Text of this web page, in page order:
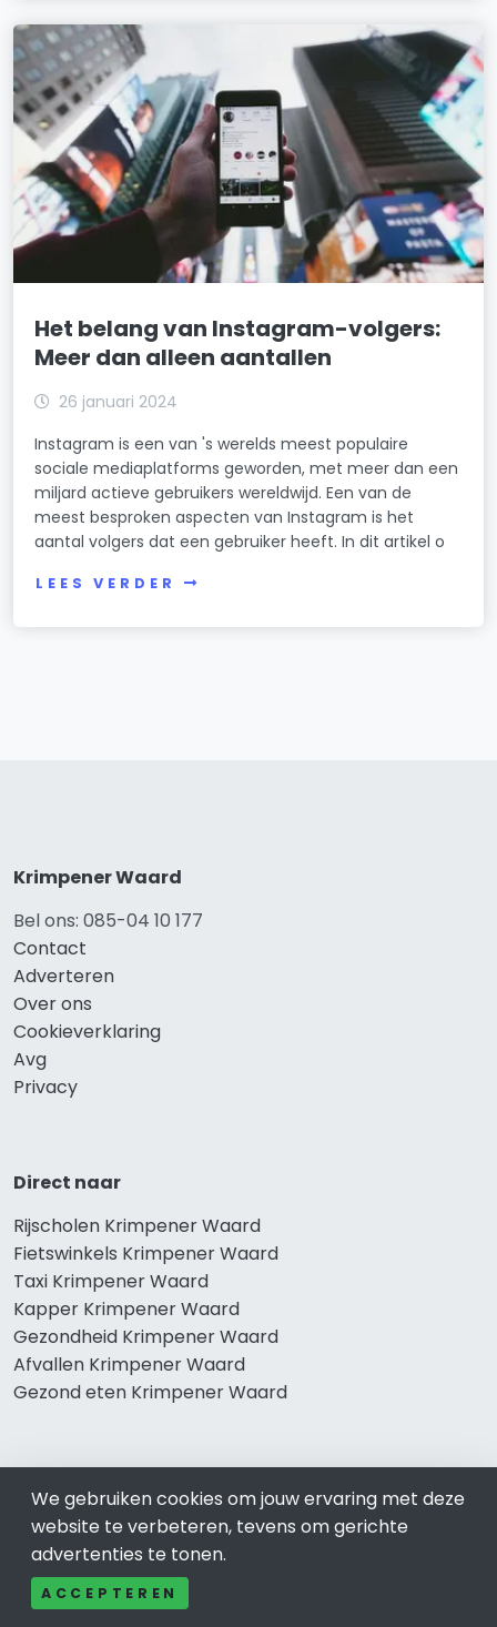
Het belang van Instagram-volgers:
Meer dan alleen aantallen
26 januari 2024
Instagram is een van 's werelds meest populaire
sociale mediaplatforms geworden, met meer dan een
miljard actieve gebruikers wereldwijd. Een van de
meest besproken aspecten van Instagram is het
aantal volgers dat een gebruiker heeft. In dit artikel o
LEES VERDER
Krimpener Waard
Bel ons: 085-04 10 177
Contact
Adverteren
Over ons
Cookieverklaring
Avg
Privacy
Direct naar
Rijscholen Krimpener Waard
Fietswinkels Krimpener Waard
Taxi Krimpener Waard
Kapper Krimpener Waard
Gezondheid Krimpener Waard
Afvallen Krimpener Waard
Gezond eten Krimpener Waard
Bekend in Krimpener Waard
Restaurants Krimpener Waard
Catering Krimpener Waard
Schoonheidssalon Krimpener Waard
Tandartspraktijken Krimpener Waard
We gebruiken cookies om jouw ervaring met deze
website te verbeteren, tevens om gerichte
advertenties te tonen.
ACCEPTEREN